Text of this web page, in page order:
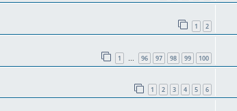
1 2
1 … 96 97 98 99 100
1 2 3 4 5 6